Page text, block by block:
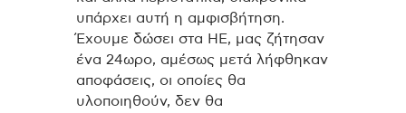
υπάρχει αυτή η αμφισβήτηση.
Έχουμε δώσει στα ΗΕ, μας ζήτησαν
ένα 24ωρο, αμέσως μετά λήφθηκαν
αποφάσεις, οι οποίες θα
υλοποιηθούν, δεν θα